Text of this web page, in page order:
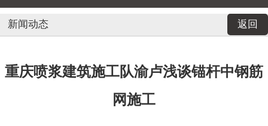
返回
新闻动态
重庆喷浆建筑施工队渝卢浅谈锚杆中钢筋
网施工